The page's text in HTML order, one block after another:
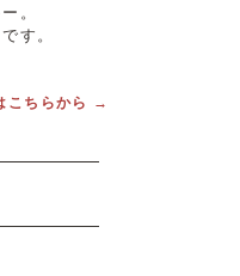
。
す。
こちらから →